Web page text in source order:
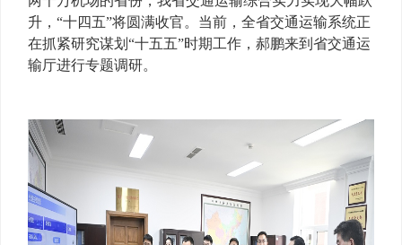
升，“十四五”将圆满收官。当前，全省交通运输系统正
在抓紧研究谋划“十五五”时期工作，郝鹏来到省交通运
输厅进行专题调研。